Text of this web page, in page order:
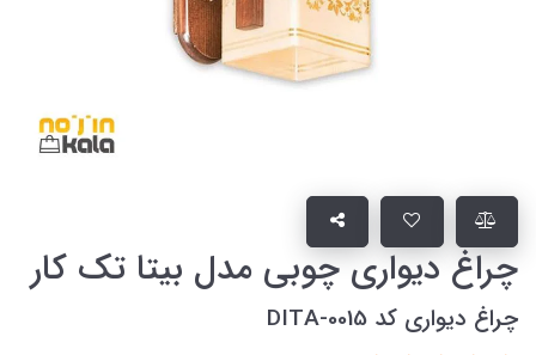
چراغ دیواری چوبی مدل بیتا تک کار
چراغ دیواری کد DITA-0015